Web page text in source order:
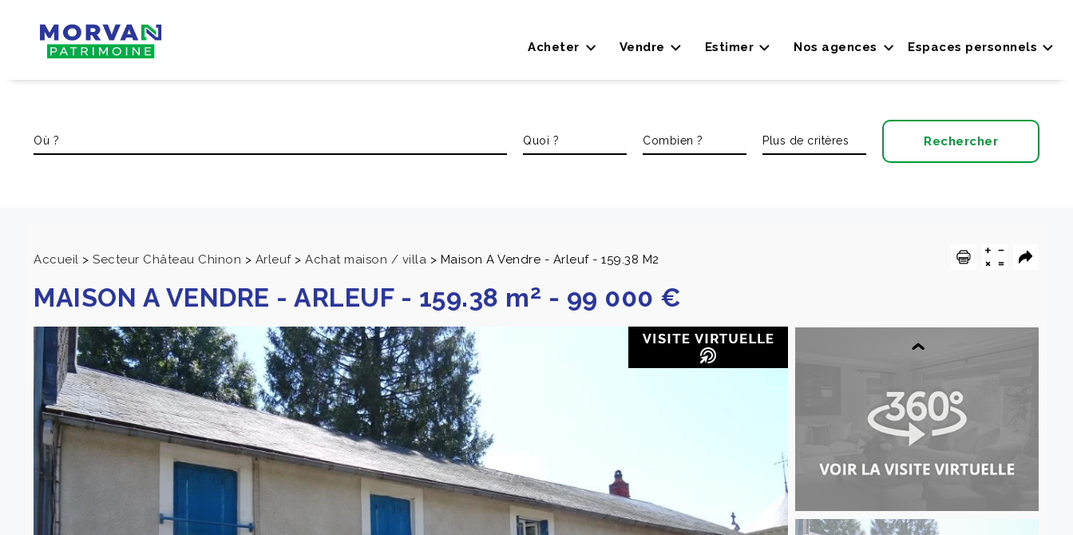
Espaces personnels
Acheter Vendre Estimer Nos agences
Accueil > Secteur Château Chinon > Arleuf> Achat maison / villa > Maison A Vendre - Arleuf - 159.38 M2
MAISON A VENDRE - ARLEUF- 159.38 m2 - 99 000 €